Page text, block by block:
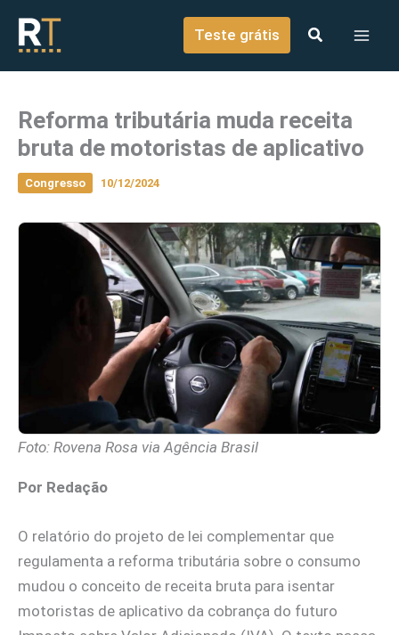
conteúdo
Teste grátis
Reforma tributária muda receita
bruta de motoristas de aplicativo
Congresso 10/12/2024
Foto: Rovena Rosa via Agência Brasil
Por Redação
O relatório do projeto de lei complementar que
regulamenta a reforma tributária sobre o consumo
mudou o conceito de receita bruta para isentar
motoristas de aplicativo da cobrança do futuro